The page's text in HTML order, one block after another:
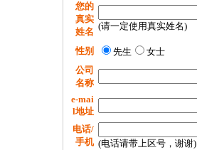
您的
真实
姓名
(请一定使用真实姓名)
性别 先生
女士
公司
名称
e-mai
l地址
电话/
手机 (电话请带上区号，谢谢)